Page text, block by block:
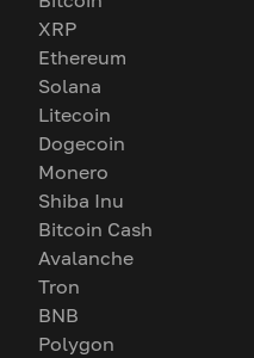
XRP
Ethereum
Solana
Litecoin
Dogecoin
Monero
Shiba Inu
Bitcoin Cash
Avalanche
Tron
BNB
Polygon